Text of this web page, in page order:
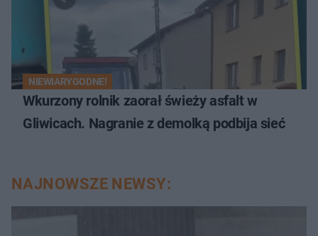
NIEWIARYGODNE!
Wkurzony rolnik zaorał świeży asfalt w
Gliwicach. Nagranie z demolką podbija sieć
NAJNOWSZE NEWSY: